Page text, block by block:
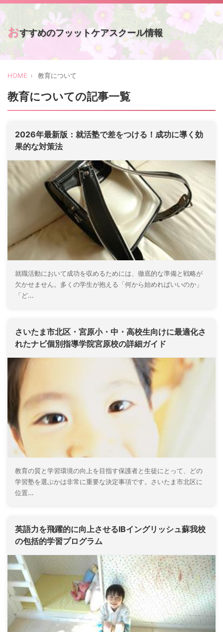
おすすめのフッットケアスクール情報
HOME 教育について
教育についての記事一覧
2026年最新版：就活塾で差をつける！成功に導く効
果的な対策法
就職活動において成功を収めるためには、徹底的な準備と戦略が
欠かせません。多くの学生が抱える「何から始めればいいのか」
「ど...
さいたま市北区・宮原小・中・高校生向けに最適化さ
れたナビ個別指導学院宮原校の詳細ガイド
教育の質と学習環境の向上を目指す保護者と生徒にとって、どの
学習塾を選ぶかは非常に重要な決定事項です。さいたま市北区に
位置...
英語力を飛躍的に向上させるIBイングリッシュ蘇我校
の包括的学習プログラム